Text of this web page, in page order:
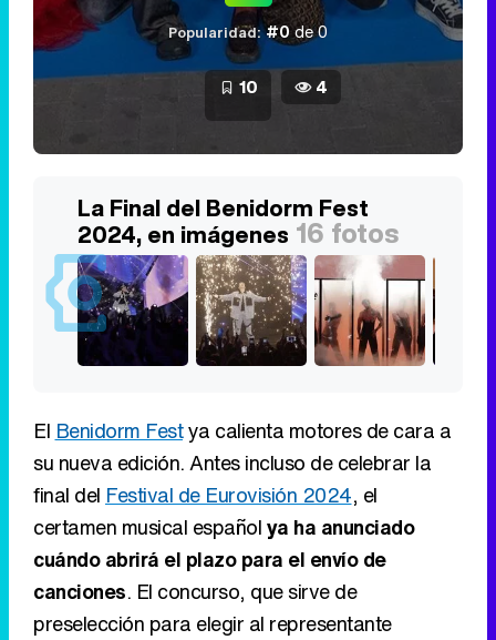
Popularidad: #0de 0
10 4
La Final del Benidorm Fest
2024, en imágenes 16 fotos
El Benidorm Festya calienta motores de cara a
su nueva edición. Antes incluso de celebrar la
final del Festival de Eurovisión 2024, el
certamen musical españolya ha anunciado
cuándo abrirá el plazo para el envío de
canciones. El concurso, que sirve de
preselección para elegir al representante